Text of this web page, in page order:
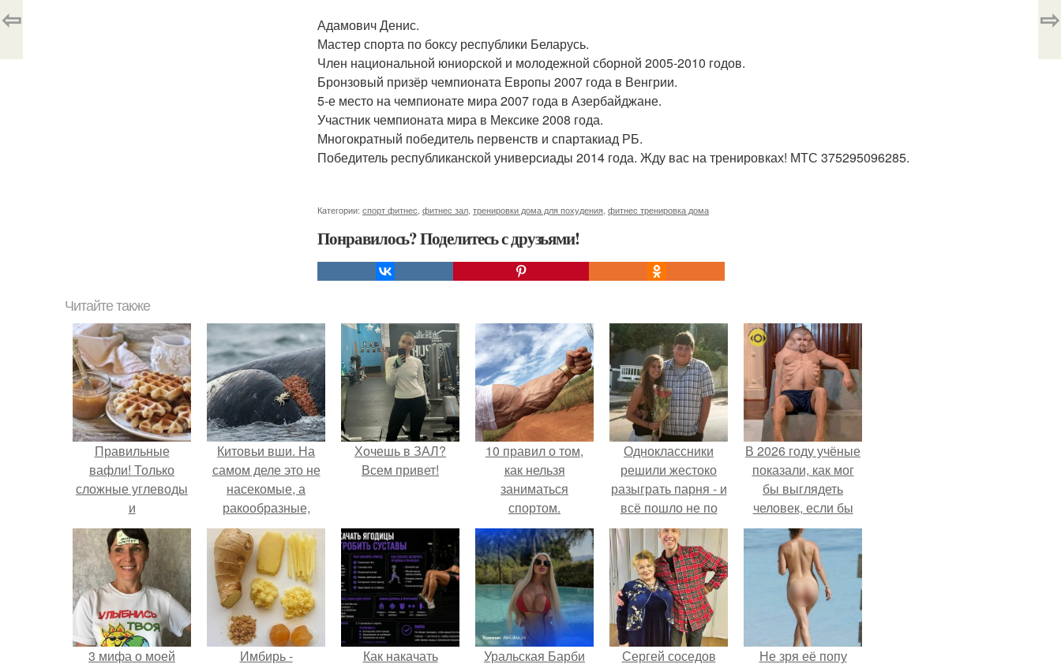
Адамович Денис.
Мастер спорта по боксу республики Беларусь.
Член национальной юниорской и молодежной сборной 2005-2010 годов.
Бронзовый призёр чемпионата Европы 2007 года в Венгрии.
5-е место на чемпионате мира 2007 года в Азербайджане.
Участник чемпионата мира в Мексике 2008 года.
Многократный победитель первенств и спартакиад РБ.
Победитель республиканской универсиады 2014 года. Жду вас на тренировках! МТС 375295096285.
Категории: спорт фитнес фитнес зал тренировки дома для похудения фитнес тренировка дома
Понравилось? Поделитесь с друзьями!
⇦ ⇨
Читайте также
Правильные
вафли! Только
сложные углеводы
и
высококачественный
белок, без
добавления масла
=.
Китовьи вши. На
самом деле это не
насекомые, а
ракообразные,
относящиеся к
бокоплавам.
Хочешь в ЗАЛ?
Всем привет!
10 правил о том,
как нельзя
заниматься
спортом.
Одноклассники
решили жестоко
разыграть парня - и
всё пошло не по
плану.
В 2026 году учёные
показали, как мог
бы выглядеть
человек, если бы
его тело
эволюционировало
специально для
выживания в
автокатастpoфах.
3 мифа о моей Имбирь - Как накачать Уральская Барби Сергей соседов Не зря её попу